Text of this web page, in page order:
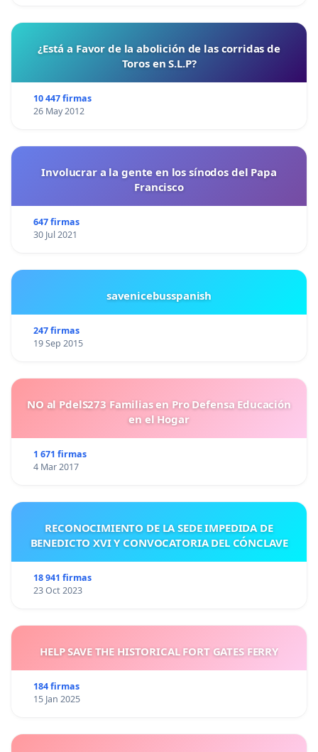
¿Está a Favor de la abolición de las corridas de
Toros en S.L.P?
10 447 firmas
26 May 2012
Involucrar a la gente en los sínodos del Papa
Francisco
647 firmas
30 Jul 2021
savenicebusspanish
247 firmas
19 Sep 2015
NO al PdelS273 Familias en Pro Defensa Educación
en el Hogar
1 671 firmas
4 Mar 2017
RECONOCIMIENTO DE LA SEDE IMPEDIDA DE
BENEDICTO XVI Y CONVOCATORIA DEL CÓNCLAVE
18 941 firmas
23 Oct 2023
HELP SAVE THE HISTORICAL FORT GATES FERRY
184 firmas
15 Jan 2025